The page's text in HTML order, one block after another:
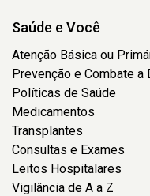
Saúde e Você
Atenção Básica ou
Prevenção e Combate a
Políticas de Saúde
Medicamentos
Transplantes
Consultas e Exames
Leitos Hospitalares
Vigilância de A a Z